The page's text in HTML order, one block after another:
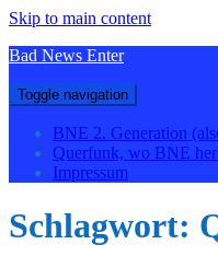
Skip to main content
Bad News Enter
Toggle navigation
BNE 2. Generation
Querfunk, wo BNE
Impressum
Schlagwort: